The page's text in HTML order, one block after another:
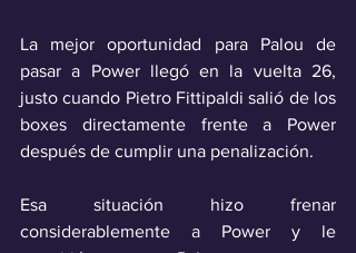
La mejor oportunidad para Palou de
pasar a Power llegó en la vuelta 26,
justo cuando Pietro Fittipaldi salió de los
boxes directamente frente a Power
después de cumplir una penalización.
Esa situación hizo frenar
considerablemente a Power y le